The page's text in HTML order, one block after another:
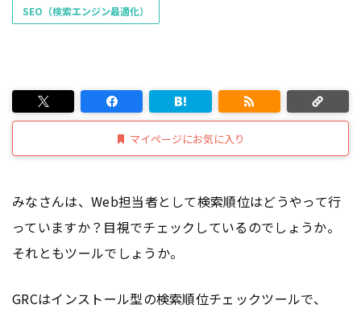
SEO（検索エンジン最適化）
マイページにお気に入り
みなさんは、Web担当者として検索順位はどうやって行
っていますか？目視でチェックしているのでしょうか。
それともツールでしょうか。
GRCはインストール型の検索順位チェックツールで、